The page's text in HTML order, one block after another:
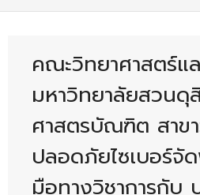
- วิทยาศาสตรบัณฑิต
- - วิทยาการคอมพิวเตอร์
- - วิทยาศาสตร์เครื่องสำอาง
- - อาชีวอนามัยและความปลอดภัย
คณะวิทยาศาสตร์แล
มหาวิทยาลัยสวนดุ
ศาสตรบัณฑิต สาข
ปลอดภัยไซเบอร์จั
มือทางวิชาการกับ